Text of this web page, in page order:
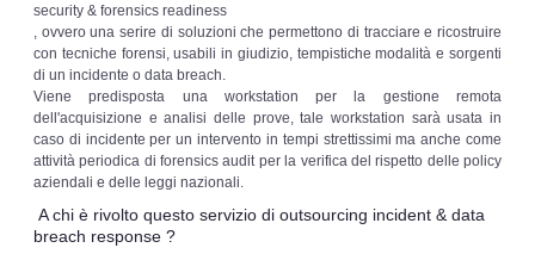
security & forensics readiness
, ovvero una serire di soluzioni che permettono di tracciare e ricostruire
con tecniche forensi, usabili in giudizio, tempistiche modalità e sorgenti
di un incidente o data breach.
Viene predisposta una workstation per la gestione remota
dell'acquisizione e analisi delle prove, tale workstation sarà usata in
caso di incidente per un intervento in tempi strettissimi ma anche come
attività periodica di forensics audit per la verifica del rispetto delle policy
aziendali e delle leggi nazionali.
A chi è rivolto questo servizio di outsourcing incident & data
breach response ?